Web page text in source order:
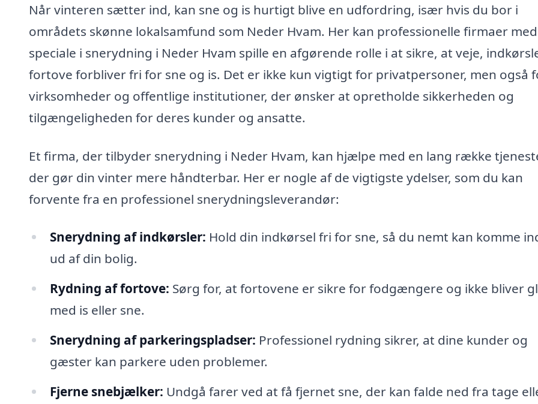
Når vinteren sætter ind, kan sne og is hurtigt blive en udfordring, især hvis du bor i
områdets skønne lokalsamfund som Neder Hvam. Her kan professionelle firmaer med
speciale i snerydning i Neder Hvam spille en afgørende rolle i at sikre, at veje,
fortove forbliver fri for sne og is. Det er ikke kun vigtigt for privatpersoner, men også
virksomheder og offentlige institutioner, der ønsker at opretholde sikkerheden og
tilgængeligheden for deres kunder og ansatte.
Et firma, der tilbyder snerydning i Neder Hvam, kan hjælpe med en lang række
der gør din vinter mere håndterbar. Her er nogle af de vigtigste ydelser, som du kan
forvente fra en professionel snerydningsleverandør:
Snerydning af indkørsler: Hold din indkørsel fri for sne, så du nemt kan komme
ud af din bolig.
Rydning af fortove: Sørg for, at fortovene er sikre for fodgængere og ikke bliver
med is eller sne.
Snerydning af parkeringspladser: Professionel rydning sikrer, at dine kunder og
gæster kan parkere uden problemer.
Fjerne snebjælker: Undgå farer ved at få fjernet sne, der kan falde ned fra tage